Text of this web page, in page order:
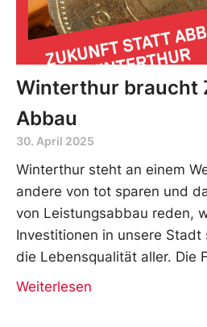
Winterthur braucht
Abbau
30. April 2025
Winterthur steht an einem
andere von tot sparen und
von Leistungsabbau reden,
Investitionen in unsere Stadt
die Lebensqualität aller. Die
Weiterlesen